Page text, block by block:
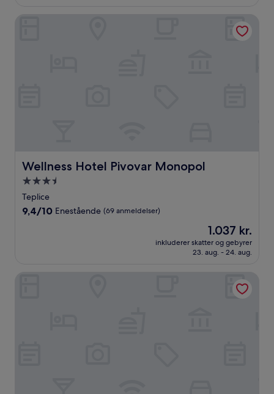
anmeldelser)
Wellness Hotel Pivovar Monopol
Wellness Hotel Pivovar Monopol
3.5-
stjernet
overnatningssted
Teplice
9.4
anmeldelser)
9,4/10 Enestående (69 anmeldelser)
Prisen
er
1.037 kr.
1.037 kr.
inkluderer skatter og gebyrer
23. aug. - 24. aug.